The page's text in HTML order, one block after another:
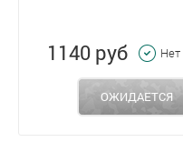
1140 руб Нет
ОЖИДАЕТСЯ